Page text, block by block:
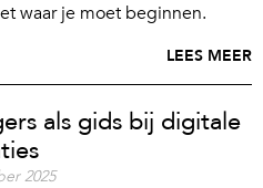
waar je moet beginnen.
LEES MEER
als gids bij digitale
2025